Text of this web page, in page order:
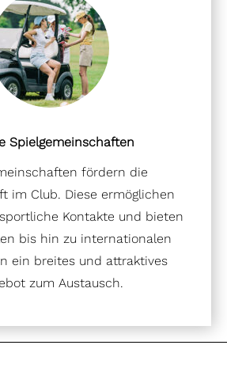
Spielgemeinschaften
fördern die
im Club. Diese ermöglichen
Kontakte und bieten
bis hin zu internationalen
ein breites und attraktives
zum Austausch.